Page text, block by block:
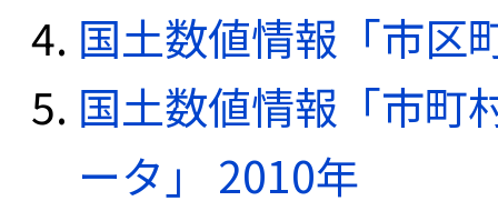
国土数値情報「市区
国土数値情報「市町
ータ」 2010年